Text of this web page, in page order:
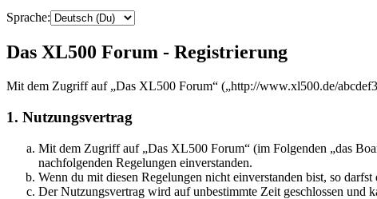
Sprache:
Das XL500 Forum - Registrierung
Mit dem Zugriff auf „Das XL500 Forum“ („http://www.xl500.de/
1. Nutzungsvertrag
Mit dem Zugriff auf „Das XL500 Forum“ (im Folgenden „das
nachfolgenden Regelungen einverstanden.
Wenn du mit diesen Regelungen nicht einverstanden bist, so
Der Nutzungsvertrag wird auf unbestimmte Zeit geschlossen und